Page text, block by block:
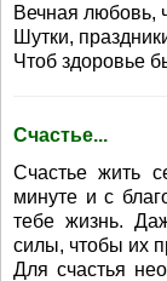
Вечная любовь,
Шутки,
Чтоб здоровье
Счастье...
Счастье жить
минуте и с
тебе жизнь.
силы, чтобы их
Для счастья